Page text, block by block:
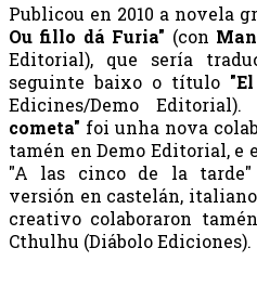
Publicou en 2010 a novela
Ou fillo dá Furia" (con
Editorial), que sería
seguinte baixo o título"El
Edicines/Demo Editorial).
cometa" foi unha nova
tamén en Demo Editorial, e
"A las cinco de la tarde"
versión en castelán,
creativo colaboraron
Cthulhu (Diábolo Ediciones).